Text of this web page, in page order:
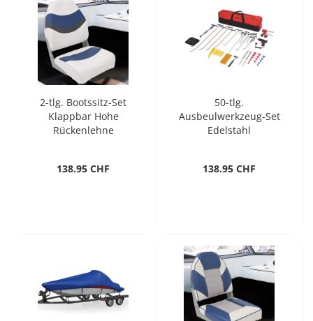
2-tlg. Bootssitz-Set
Klappbar Hohe
Rückenlehne
138.95 CHF
50-tlg.
Ausbeulwerkzeug-Set
Edelstahl
138.95 CHF